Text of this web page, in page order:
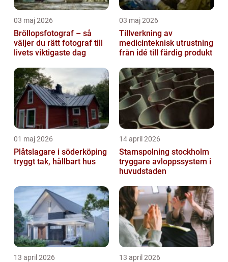
03 maj 2026
Bröllopsfotograf – så
väljer du rätt fotograf till
livets viktigaste dag
03 maj 2026
Tillverkning av
medicinteknisk utrustning
från idé till färdig produkt
01 maj 2026
Plåtslagare i söderköping
tryggt tak, hållbart hus
14 april 2026
Stamspolning stockholm
tryggare avloppssystem i
huvudstaden
13 april 2026 13 april 2026